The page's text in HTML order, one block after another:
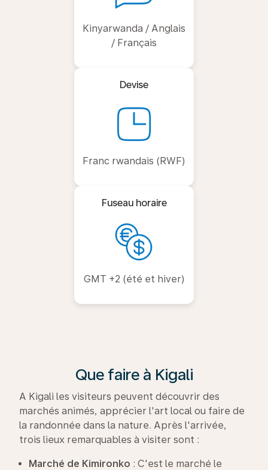
Kinyarwanda / Anglais
/ Français
Devise
Franc rwandais (RWF)
Fuseau horaire
GMT +2 (été et hiver)
Que faire à Kigali
A Kigali les visiteurs peuvent découvrir des
marchés animés, apprécier l'art local ou faire de
la randonnée dans la nature. Après l'arrivée,
trois lieux remarquables à visiter sont :
Marché de Kimironko : C'est le marché le